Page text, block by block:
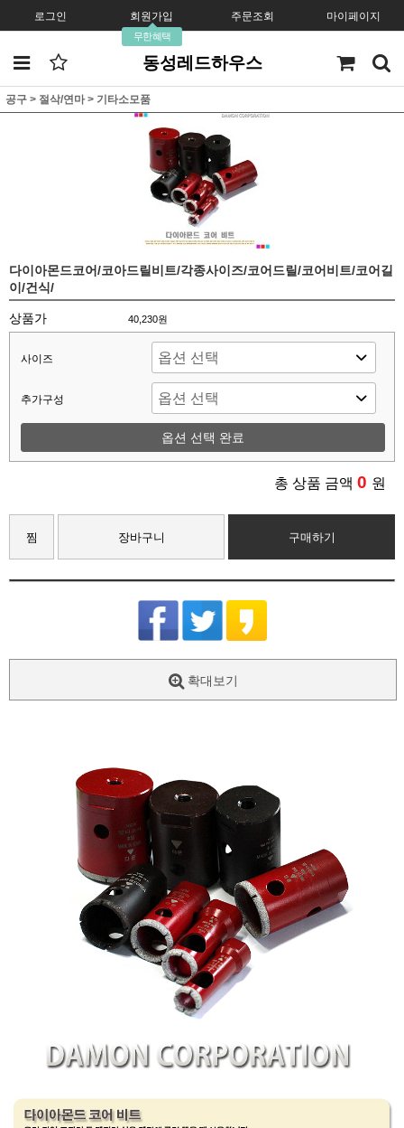
로그인 회원가입
무한혜택
주문조회 마이페이지
동성레드하우스
공구 > 절삭/연마> 기타소모품
다이아몬드코어/코아드릴비트/각종사이즈/코어드릴/코어비트/코어길
이/건식/
상품가 40,230원
사이즈
추가구성
옵션 선택 완료
총 상품 금액 0 원
찜 장바구니 구매하기
확대보기